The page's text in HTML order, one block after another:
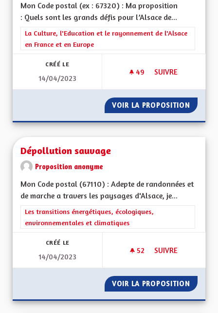
Mon Code postal (ex : 67320) : Ma proposition
: Quels sont les grands défis pour l’Alsace de...
Filtrer les résultats de la catégorie : La Culture, l'Education et
La Culture, l'Education et le rayonnement de l'Alsace
en France et en Europe
CRÉÉ LE
14/04/2023
49 49 ABONNÉS
SUIVRE
VOIR LA PROPOSITION LE
Dépollution sauvage
Proposition anonyme
Mon Code postal (67110) : Adepte de randonnées et
de marche a travers les paysages d'Alsace, je...
Filtrer les résultats de la catégorie : Les transitions
Les transitions énergétiques, écologiques,
environnementales et climatiques
CRÉÉ LE
14/04/2023
52 52 ABONNÉS
SUIVRE
VOIR LA PROPOSITION